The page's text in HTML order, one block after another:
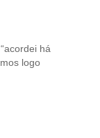
há
logo